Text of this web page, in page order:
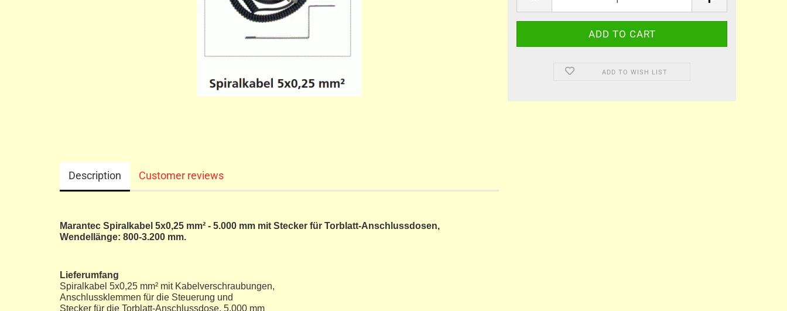
ADD TO WISH LIST
Description Customer reviews
Marantec Spiralkabel 5x0,25 mm² - 5.000 mm mit Stecker für Torblatt-Anschlussdosen,
Wendellänge: 800-3.200 mm.
Lieferumfang
Spiralkabel 5x0,25 mm² mit Kabelverschraubungen,
Anschlussklemmen für die Steuerung und
Stecker für die Torblatt-Anschlussdose, 5.000 mm